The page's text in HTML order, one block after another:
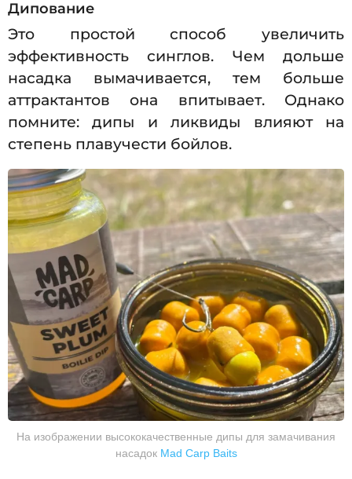
Дипование
Это простой способ увеличить
эффективность синглов. Чем дольше
насадка вымачивается, тем больше
аттрактантов она впитывает. Однако
помните: дипы и ликвиды влияют на
степень плавучести бойлов.
На изображении высококачественные дипы для замачивания
насадок Mad Carp Baits